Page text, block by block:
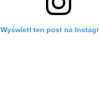
Wyświetl ten post na